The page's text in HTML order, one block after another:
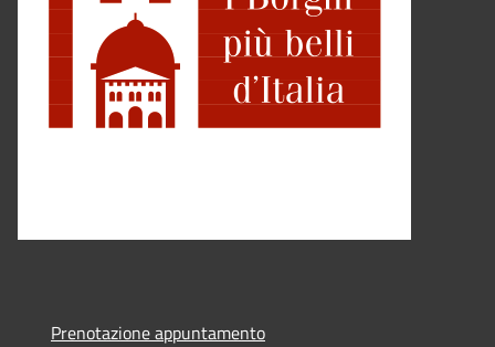
Prenotazione appuntamento